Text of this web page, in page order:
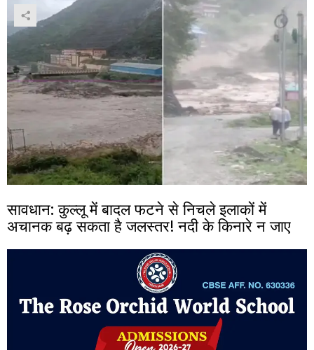
सावधान: कुल्लू में बादल फटने से निचले इलाकों में
अचानक बढ़ सकता है जलस्तर! नदी के किनारे न जाए